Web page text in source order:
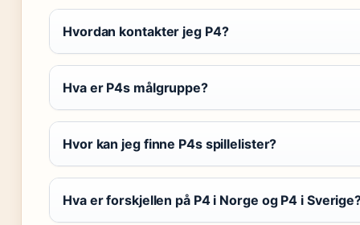
Hvordan kontakter jeg P4?
Hva er P4s målgruppe?
Hvor kan jeg finne P4s spillelister?
Hva er forskjellen på P4 i Norge og P4 i